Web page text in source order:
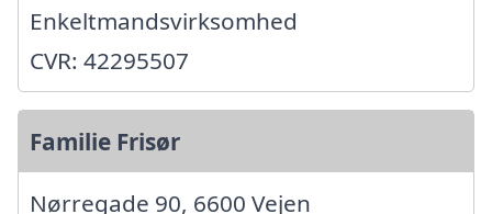
Enkeltmandsvirksomhed
CVR: 42295507
Familie Frisør
Nørregade 90, 6600 Vejen